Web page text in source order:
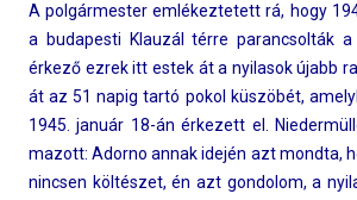
A pol­gármest­er em­lékez­tetett rá, hogy
a budapes­ti Klauzál térre para­ncsol­ták
érkező ezrek itt estek át a nyilasok újabb
át az 51 napig tartó pokol küszöbét,
1945. január 18-án érkezett el.
mazott: Ador­no annak idején azt mondta,
nincs­en költészet, én azt gon­dolom, a